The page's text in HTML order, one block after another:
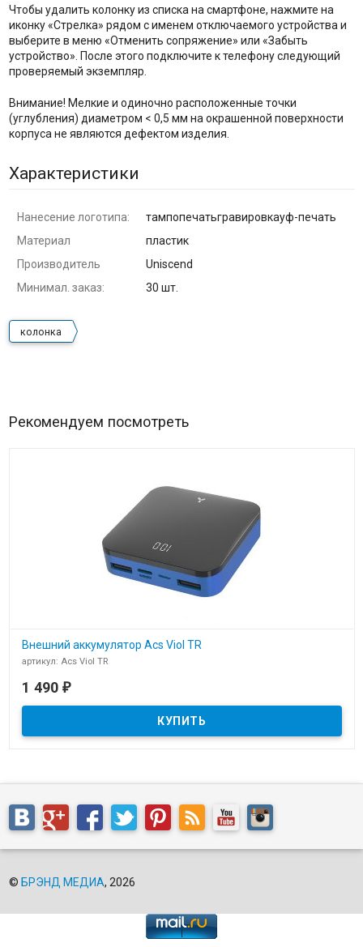
Чтобы удалить колонку из списка на смартфоне, нажмите на
иконку «Стрелка» рядом с именем отключаемого устройства и
выберите в меню «Отменить сопряжение» или «Забыть
устройство». После этого подключите к телефону следующий
проверяемый экземпляр.
Внимание! Мелкие и одиночно расположенные точки
(углубления) диаметром < 0,5 мм на окрашенной поверхности
корпуса не являются дефектом изделия.
Характеристики
Нанесение логотипа:
тампопечатьгравировкауф-печать
Материал
пластик
Производитель
Uniscend
Минимал. заказ:
30 шт.
колонка
Рекомендуем посмотреть
Внешний аккумулятор Acs Viol TR
артикул: Acs Viol TR
цифровым индикатором на 10000 mah.
1 490 ₽
© БРЭНД МЕДИА, 2026